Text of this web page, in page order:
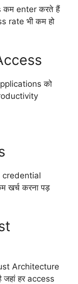
कम enter करते हैं
rate भी कम हो
को
credential
खर्च करना पड़
Architecture
हर access